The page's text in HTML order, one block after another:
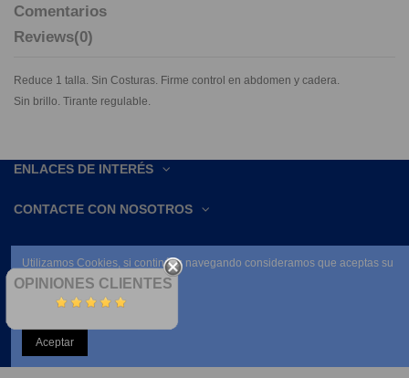
Comentarios
Reviews(0)
Reduce 1 talla. Sin Costuras. Firme control en abdomen y cadera.
Sin brillo. Tirante regulable.
ENLACES DE INTERÉS
CONTACTE CON NOSOTROS
OPINIONES CLIENTES
NEWSLETTER
Utilizamos Cookies, si continúas navegando consideramos que aceptas su
uso.
Leer condiciones
Aceptar